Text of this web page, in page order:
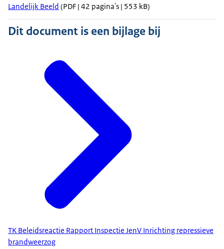
Landelijk Beeld (PDF | 42 pagina's | 553 kB)
Dit document is een bijlage bij
TK Beleidsreactie Rapport Inspectie JenV Inrichting repressieve
brandweerzog